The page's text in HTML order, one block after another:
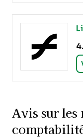
Avis sur